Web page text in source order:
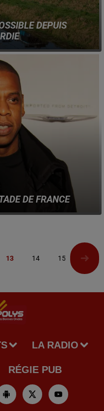
DEPUIS
va ouvrir une ligne,
et Arras.
DE FRANCE
en France, pour une
13 14 15 16
LA RADIO
RÉGIE PUB